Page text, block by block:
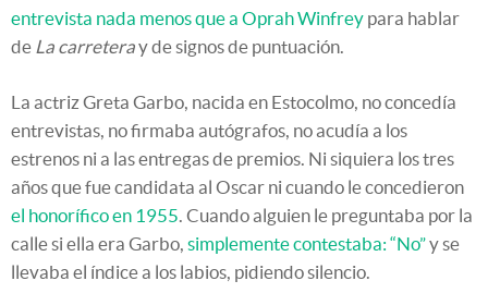
entrevista nada menos que a Oprah Winfrey para hablar
de La carreteray de signos de puntuación.
La actriz Greta Garbo, nacida en Estocolmo, no concedía
entrevistas, no firmaba autógrafos, no acudía a los
estrenos ni a las entregas de premios. Ni siquiera los tres
años que fue candidata al Oscar ni cuando le concedieron
el honorífico en 1955. Cuando alguien le preguntaba por la
calle si ella era Garbo, simplemente contestaba: “No”y se
llevaba el índice a los labios, pidiendo silencio.